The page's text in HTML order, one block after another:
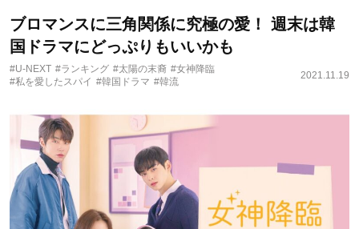
ブロマンスに三角関係に究極の愛！ 週末は韓
国ドラマにどっぷりもいいかも
#U-NEXT #ランキング #太陽の末裔 #女神降臨
#私を愛したスパイ #韓国ドラマ #韓流
2021.11.19